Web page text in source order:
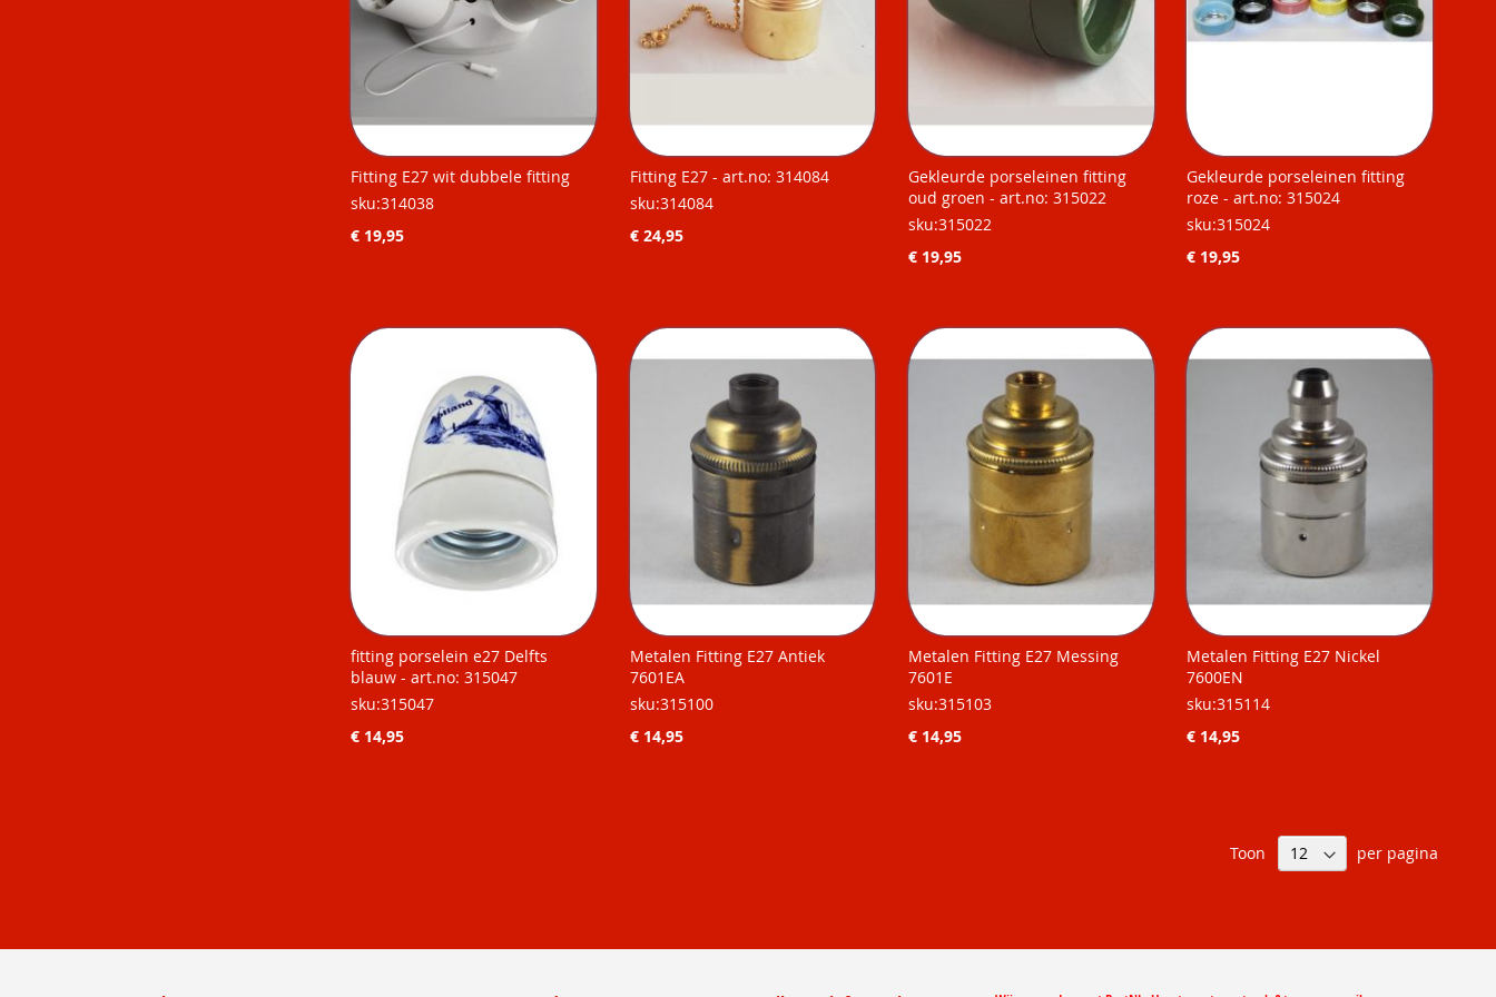
Fitting E27 wit dubbele fitting
sku:314038
€ 19,95
Fitting E27 - art.no: 314084
sku:314084
€ 24,95
Gekleurde porseleinen fitting
oud groen - art.no: 315022
sku:315022
€ 19,95
Gekleurde porseleinen fitting
roze - art.no: 315024
sku:315024
€ 19,95
fitting porselein e27 Delfts
blauw - art.no: 315047
sku:315047
€ 14,95
Metalen Fitting E27 Antiek
7601EA
sku:315100
€ 14,95
Metalen Fitting E27 Messing
7601E
sku:315103
€ 14,95
Metalen Fitting E27 Nickel
7600EN
sku:315114
€ 14,95
Toon per pagina